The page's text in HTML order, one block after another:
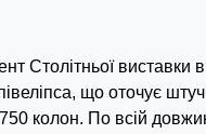
Столітньої виставки
що оточує
колон. По всій